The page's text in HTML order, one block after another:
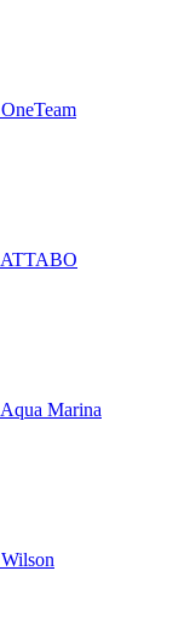
OneTeam
ATTABO
Aqua Marina
Wilson